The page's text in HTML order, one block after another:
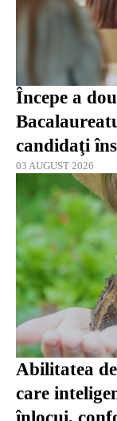
Începe a
candidaţi
03 AUGUST 2026
Abilitatea
care
înlocui,